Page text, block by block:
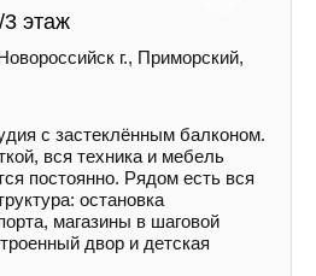
3 этаж
г., Приморский,
с застеклённым балконом.
вся техника и мебель
постоянно. Рядом есть вся
остановка
магазины в шаговой
двор и детская